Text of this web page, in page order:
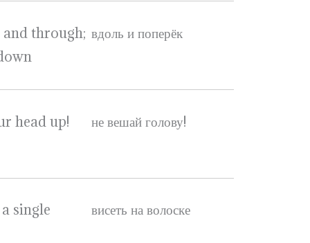
through; вдоль и поперёк
head up! не вешай голову!
single висеть на волоске